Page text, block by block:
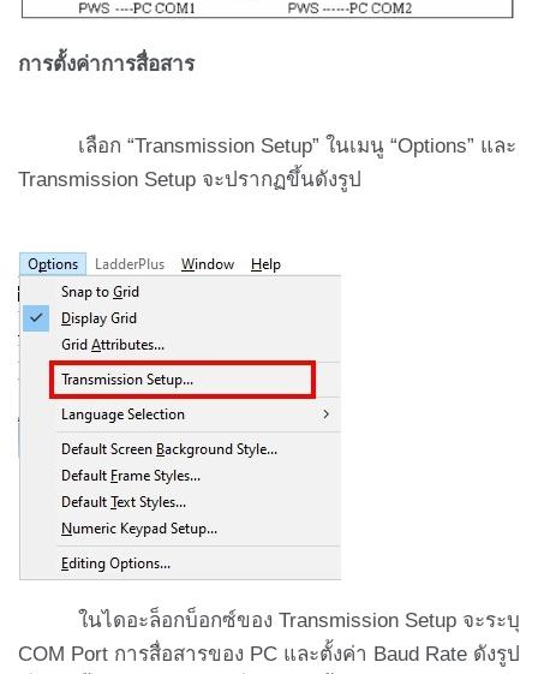
การตั้งค่าการสื่อสาร
เลือก “Transmission Setup” ในเมนู “Options” และ
Transmission Setup จะปรากฏขึ้นดังรูป
ในไดอะล็อกบ็อกซ์ของ Transmission Setup จะระบุ
COM Port การสื่อสารของ PC และตั้งค่า Baud Rate ดังรูป